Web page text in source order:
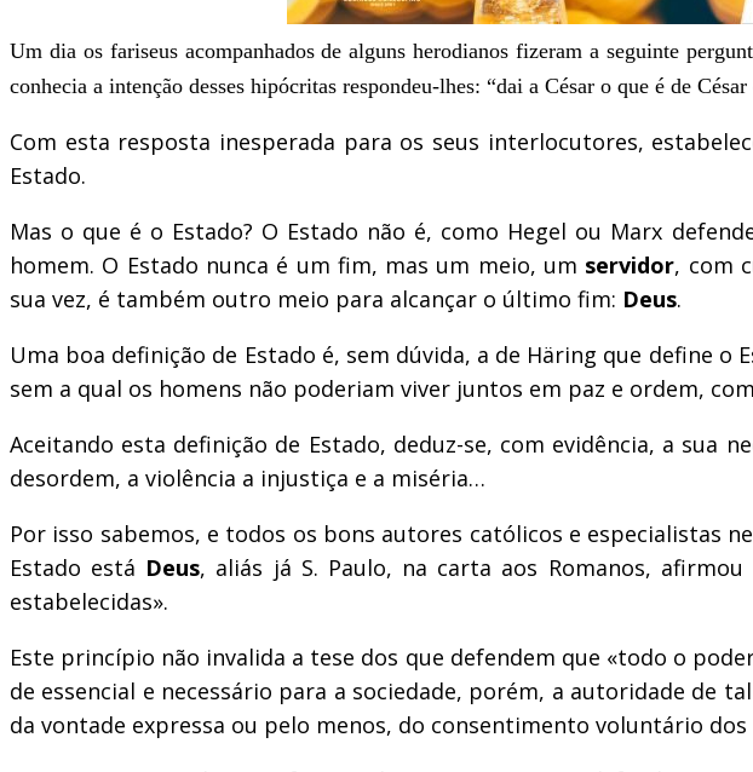
Um dia os fariseus acompanhados de alguns herodianos fizeram a seguinte
conhecia a intenção desses hipócritas respondeu-lhes: “dai a César o que é de
Com esta resposta inesperada para os seus interlocutores,
Estado.
Mas o que é o Estado? O Estado não é, como Hegel ou Marx
homem. O Estado nunca é um fim, mas um meio, um servidor, com
sua vez, é também outro meio para alcançar o último fim: Deus.
Uma boa definição de Estado é, sem dúvida, a de Häring que define
sem a qual os homens não poderiam viver juntos em paz e ordem,
Aceitando esta definição de Estado, deduz-se, com evidência, a sua
desordem, a violência a injustiça e a miséria…
Por isso sabemos, e todos os bons autores católicos e especialistas
Estado está Deus, aliás já S. Paulo, na carta aos Romanos,
estabelecidas».
Este princípio não invalida a tese dos que defendem que «todo o
de essencial e necessário para a sociedade, porém, a autoridade de
da vontade expressa ou pelo menos, do consentimento voluntário dos